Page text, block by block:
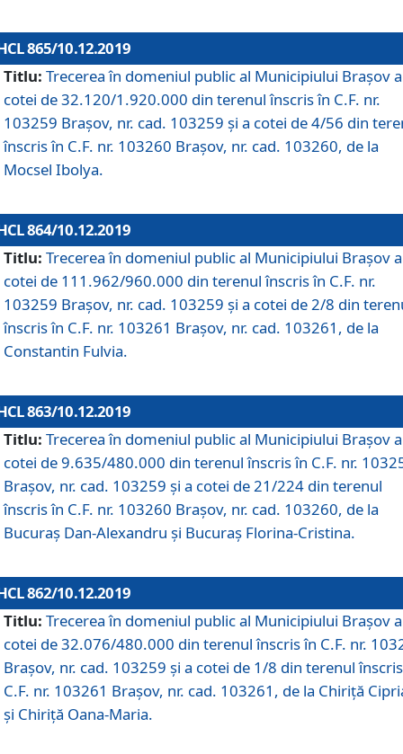
865/10.12.2019
Titlu: Trecerea în domeniul public al Municipiului Braşov a
cotei de 32.120/1.920.000 din terenul înscris în C.F. nr.
103259 Brașov, nr. cad. 103259 și a cotei de 4/56 din
înscris în C.F. nr. 103260 Brașov, nr. cad. 103260, de la
Mocsel Ibolya.
864/10.12.2019
Titlu: Trecerea în domeniul public al Municipiului Braşov a
cotei de 111.962/960.000 din terenul înscris în C.F. nr.
103259 Brașov, nr. cad. 103259 și a cotei de 2/8 din
înscris în C.F. nr. 103261 Brașov, nr. cad. 103261, de la
Constantin Fulvia.
863/10.12.2019
Titlu: Trecerea în domeniul public al Municipiului Braşov a
cotei de 9.635/480.000 din terenul înscris în C.F. nr.
Brașov, nr. cad. 103259 și a cotei de 21/224 din terenul
înscris în C.F. nr. 103260 Brașov, nr. cad. 103260, de la
Bucuraș Dan-Alexandru și Bucuraș Florina-Cristina.
862/10.12.2019
Titlu: Trecerea în domeniul public al Municipiului Braşov a
cotei de 32.076/480.000 din terenul înscris în C.F. nr.
Brașov, nr. cad. 103259 și a cotei de 1/8 din terenul
C.F. nr. 103261 Brașov, nr. cad. 103261, de la Chiriță
și Chiriță Oana-Maria.